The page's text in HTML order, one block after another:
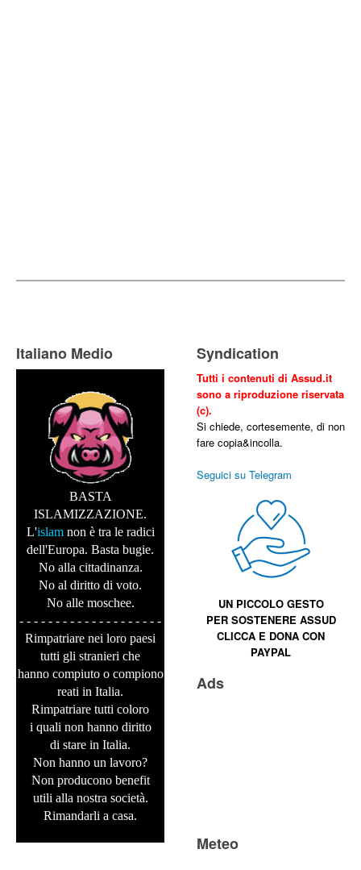
Italiano Medio
BASTA
ISLAMIZZAZIONE.
L'islam non è tra le radici
dell'Europa. Basta bugie.
No alla cittadinanza.
No al diritto di voto.
No alle moschee.
- - - - - - - - - - - - - - - - - - - -
Rimpatriare nei loro paesi
tutti gli stranieri che
hanno compiuto o compiono
reati in Italia.
Rimpatriare tutti coloro
i quali non hanno diritto
di stare in Italia.
Non hanno un lavoro?
Non producono benefit
utili alla nostra società.
Rimandarli a casa.
Syndication
Tutti i contenuti di Assud.it
sono a riproduzione riservata
(c).
Si chiede, cortesemente, di non
fare copia&incolla.
Seguici su Telegram
UN PICCOLO GESTO
PER SOSTENERE ASSUD
CLICCA E DONA CON
PAYPAL
Ads
Meteo